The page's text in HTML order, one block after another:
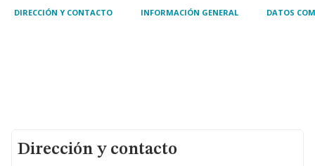
DIRECCIÓN Y CONTACTO INFORMACIÓN GENERAL DATOS
Dirección y contacto